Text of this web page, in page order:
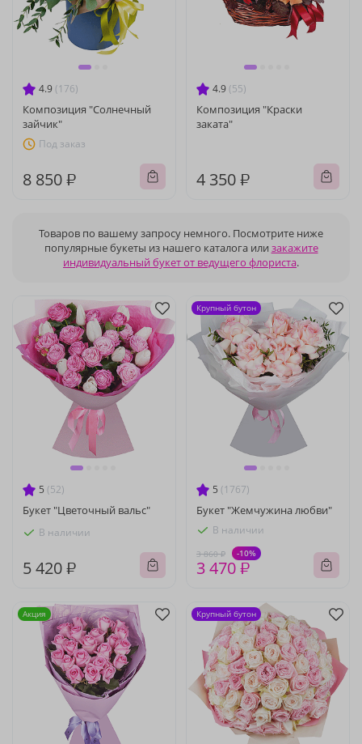
4.9 (176)
Композиция "Солнечный
зайчик"
Под заказ
8 850 ₽
4.9 (55)
Композиция "Краски
заката"
4 350 ₽
Товаров по вашему запросу немного. Посмотрите ниже
популярные букеты из нашего каталога или закажите
индивидуальный букет от ведущего флориста.
5 (52)
Букет "Цветочный вальс"
В наличии
5 420 ₽
5 (1767)
Букет "Жемчужина любви"
В наличии
3 860 ₽ -10%
3 470 ₽
Крупный бутон
Акция Крупный бутон